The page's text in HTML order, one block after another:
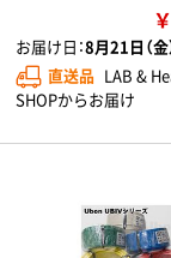
お届け日：8月21日（金
直送品 LAB &
SHOPからお届け